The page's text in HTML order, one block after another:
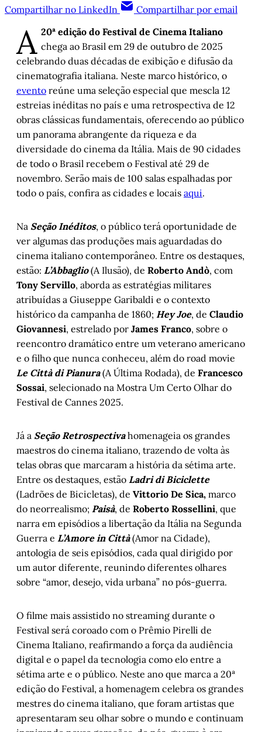
Compartilhar no LinkedIn
Compartilhar por email
A 20ª edição do Festival de Cinema Italiano
chega ao Brasil em 29 de outubro de 2025
celebrando duas décadas de exibição e difusão da
cinematografia italiana. Neste marco histórico, o
evento reúne uma seleção especial que mescla 12
estreias inéditas no país e uma retrospectiva de 12
obras clássicas fundamentais, oferecendo ao público
um panorama abrangente da riqueza e da
diversidade do cinema da Itália. Mais de 90 cidades
de todo o Brasil recebem o Festival até 29 de
novembro. Serão mais de 100 salas espalhadas por
todo o país, confira as cidades e locais aqui.
Na Seção Inéditos, o público terá oportunidade de
ver algumas das produções mais aguardadas do
cinema italiano contemporâneo. Entre os destaques,
estão: L’Abbaglio(A Ilusão), de Roberto Andò, com
Tony Servillo, aborda as estratégias militares
atribuídas a Giuseppe Garibaldi e o contexto
histórico da campanha de 1860; Hey Joe, de Claudio
Giovannesi, estrelado por James Franco, sobre o
reencontro dramático entre um veterano americano
e o filho que nunca conheceu, além do road movie
Le Città di Pianura (A Última Rodada), de Francesco
Sossai, selecionado na Mostra Um Certo Olhar do
Festival de Cannes 2025.
Já a Seção Retrospectivahomenageia os grandes
maestros do cinema italiano, trazendo de volta às
telas obras que marcaram a história da sétima arte.
Entre os destaques, estão Ladri di Biciclette
(Ladrões de Bicicletas), de Vittorio De Sica, marco
do neorrealismo; Paisà, de Roberto Rossellini, que
narra em episódios a libertação da Itália na Segunda
Guerra e L’Amore in Città(Amor na Cidade),
antologia de seis episódios, cada qual dirigido por
um autor diferente, reunindo diferentes olhares
sobre “amor, desejo, vida urbana” no pós-guerra.
O filme mais assistido no streaming durante o
Festival será coroado com o Prêmio Pirelli de
Cinema Italiano, reafirmando a força da audiência
digital e o papel da tecnologia como elo entre a
sétima arte e o público. Neste ano que marca a 20ª
edição do Festival, a homenagem celebra os grandes
mestres do cinema italiano, que foram artistas que
apresentaram seu olhar sobre o mundo e continuam